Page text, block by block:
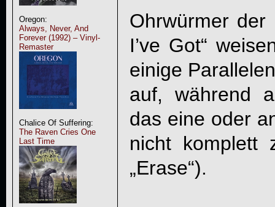
Oregon:
Always, Never, And
Forever (1992) – Vinyl-
Remaster
Chalice Of Suffering:
The Raven Cries One
Last Time
Ohrwürmer der
I’ve Got“
einige
auf, während
das eine oder
nicht komplett
„Erase“).